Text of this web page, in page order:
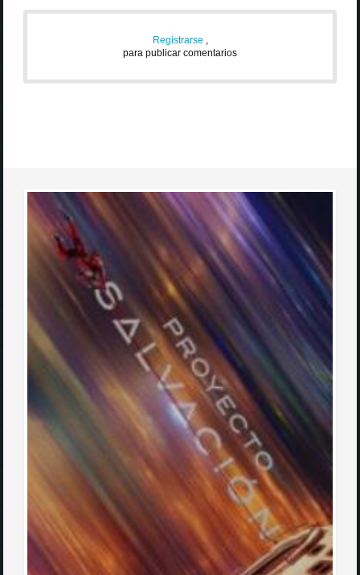
Registrarse ,
para publicar comentarios